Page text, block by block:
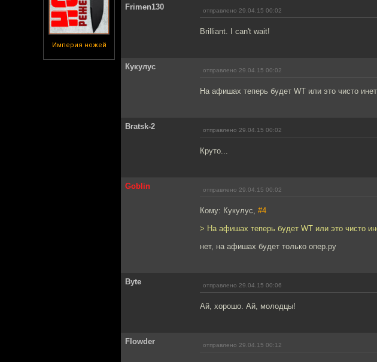
Империя ножей
Frimen130 отправлено 29.04.15 00:02
Brilliant. I can't wait!
Кукулус отправлено 29.04.15 00:02
На афишах теперь будет WT или это чисто
Bratsk-2 отправлено 29.04.15 00:02
Круто...
Goblin отправлено 29.04.15 00:02
Кому: Кукулус, #4
> На афишах теперь будет WT или это чисто
нет, на афишах будет только опер.ру
Byte отправлено 29.04.15 00:06
Ай, хорошо. Ай, молодцы!
Flowder отправлено 29.04.15 00:12